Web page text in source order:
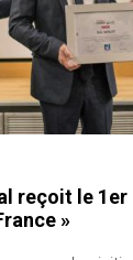
reçoit le
»